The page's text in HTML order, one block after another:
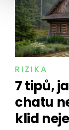
RIZIKA
7 tipů,
chatu
klid